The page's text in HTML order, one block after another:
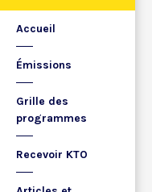
Accueil
Émissions
Grille des
programmes
Recevoir KTO